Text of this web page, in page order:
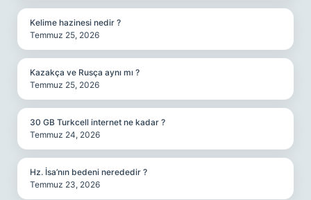
Kelime hazinesi nedir ?
Temmuz 25, 2026
Kazakça ve Rusça aynı mı ?
Temmuz 25, 2026
30 GB Turkcell internet ne kadar ?
Temmuz 24, 2026
Hz. İsa’nın bedeni nerededir ?
Temmuz 23, 2026